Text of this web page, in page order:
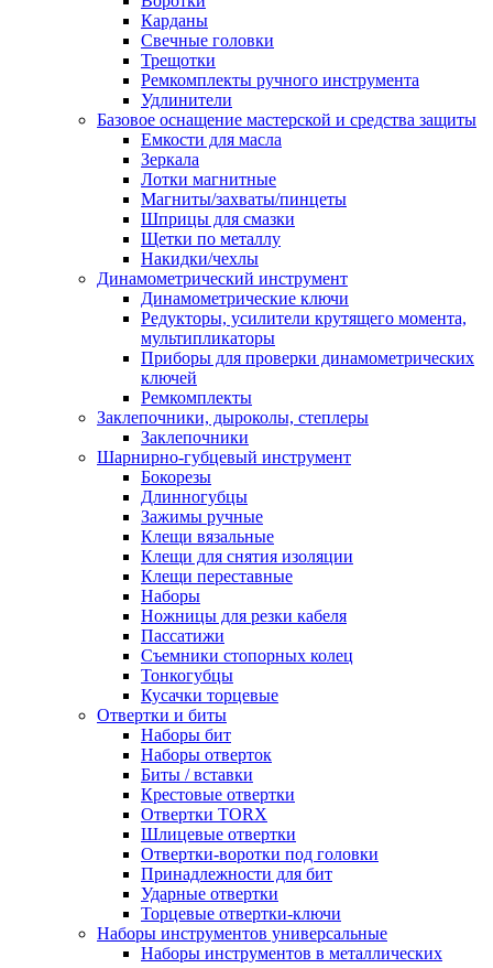
Карданы
Свечные головки
Трещотки
Ремкомплекты ручного инструмента
Удлинители
Базовое оснащение мастерской и средства защиты
Емкости для масла
Зеркала
Лотки магнитные
Магниты/захваты/пинцеты
Шприцы для смазки
Щетки по металлу
Накидки/чехлы
Динамометрический инструмент
Динамометрические ключи
Редукторы, усилители крутящего момента,
мультипликаторы
Приборы для проверки динамометрических
ключей
Ремкомплекты
Заклепочники, дыроколы, степлеры
Заклепочники
Шарнирно-губцевый инструмент
Бокорезы
Длинногубцы
Зажимы ручные
Клещи вязальные
Клещи для снятия изоляции
Клещи переставные
Наборы
Ножницы для резки кабеля
Пассатижи
Съемники стопорных колец
Тонкогубцы
Кусачки торцевые
Отвертки и биты
Наборы бит
Наборы отверток
Биты / вставки
Крестовые отвертки
Отвертки TORX
Шлицевые отвертки
Отвертки-воротки под головки
Принадлежности для бит
Ударные отвертки
Торцевые отвертки-ключи
Наборы инструментов универсальные
Наборы инструментов в металлических